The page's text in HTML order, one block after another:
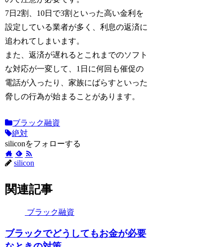
7日2割、10日で3割といった高い金利を
設定している業者が多く、利息の返済に
追われてしまいます。
また、返済が遅れるとこれまでのソフト
な対応が一変して、1日に何回も催促の
電話が入ったり、家族にばらすといった
脅しの行為が始まることがあります。
ブラック融資
絶対
siliconをフォローする
silicon
関連記事
ブラック融資
ブラックでどうしてもお金が必要